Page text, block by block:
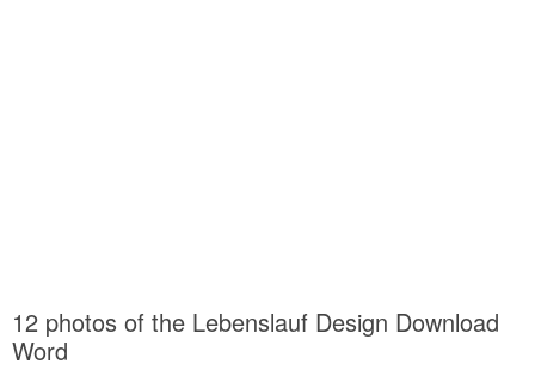
12 photos of the Lebenslauf Design Download
Word